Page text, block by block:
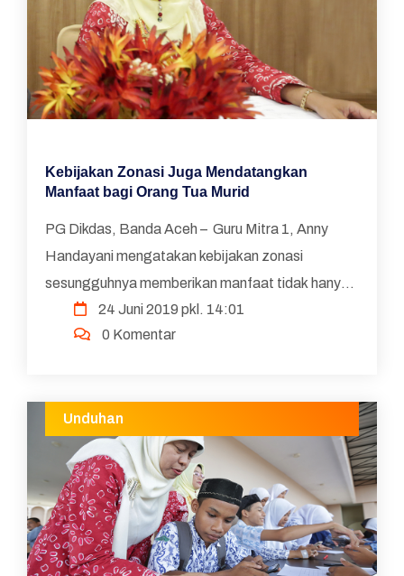
Kebijakan Zonasi Juga Mendatangkan
Manfaat bagi Orang Tua Murid
PG Dikdas, Banda Aceh – Guru Mitra 1, Anny
Handayani mengatakan kebijakan zonasi
sesungguhnya memberikan manfaat tidak hanya
bagi murid saja, tapi kebijakan ini akan
memberikan manfaat bag...
24 Juni 2019 pkl. 14:01
0 Komentar
Unduhan